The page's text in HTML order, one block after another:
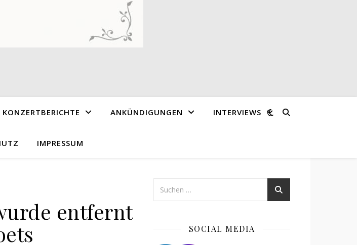
KONZERTBERICHTE ANKÜNDIGUNGEN INTERVIEWS
IMPRESSUM
entfernt
SOCIAL MEDIA